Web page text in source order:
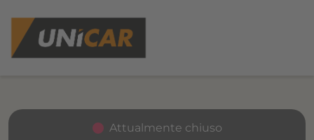
Attualmente chiuso